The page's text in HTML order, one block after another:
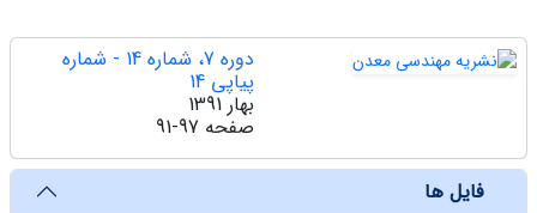
دوره 7، شماره 14 - شماره
پیاپی 14
بهار 1391
صفحه 91-97
فایل ها